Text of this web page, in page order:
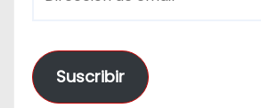
e
c
Suscribir